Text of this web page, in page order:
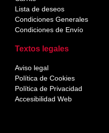
Lista de deseos
Condiciones Generales
Condiciones de Envío
Textos legales
Aviso legal
Política de Cookies
Política de Privacidad
Accesibilidad Web